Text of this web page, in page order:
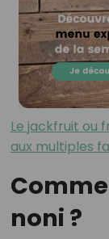
Le jackfruit ou
aux multiples
noni ?